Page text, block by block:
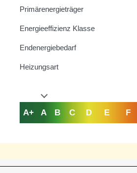
Primärenergieträger
Energieeffizienz Klasse
Endenergiebedarf
Heizungsart
A+ A B C D E F